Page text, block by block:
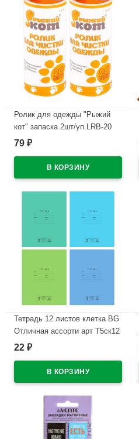
Ролик для одежды "Рыжий
кот" запаска 2шт/уп.LRB-20
В наличии
79 ₽
Тетрадь 12 листов клетка BG
Отличная ассорти арт Т5ск12
11754
22 ₽